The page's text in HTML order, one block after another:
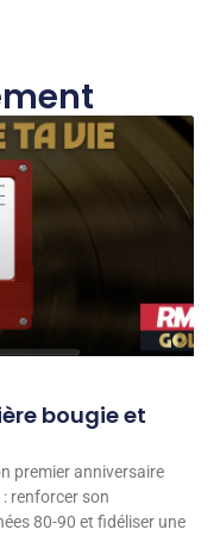
bougie et
premier anniversaire
renforcer son
80-90 et fidéliser une